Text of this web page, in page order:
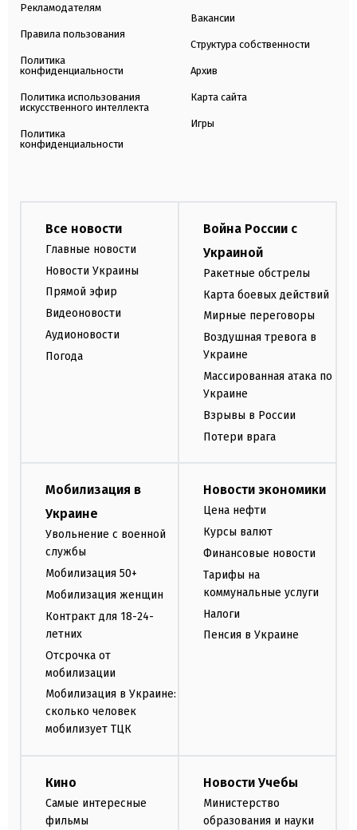
Рекламодателям
Правила пользования
Политика
конфиденциальности
Политика использования
искусственного интеллекта
Политика
конфиденциальности
Вакансии
Структура собственности
Архив
Карта сайта
Игры
Все новости
Главные новости
Новости Украины
Прямой эфир
Видеоновости
Аудионовости
Погода
Война России с
Украиной
Ракетные обстрелы
Карта боевых действий
Мирные переговоры
Воздушная тревога в
Украине
Массированная атака по
Украине
Взрывы в России
Потери врага
Мобилизация в
Украине
Увольнение с военной
службы
Мобилизация 50+
Мобилизация женщин
Контракт для 18-24-
летних
Отсрочка от
мобилизации
Мобилизация в Украине:
сколько человек
мобилизует ТЦК
Новости экономики
Цена нефти
Курсы валют
Финансовые новости
Тарифы на
коммунальные услуги
Налоги
Пенсия в Украине
Кино
Самые интересные
фильмы
Новости Учебы
Министерство
образования и науки